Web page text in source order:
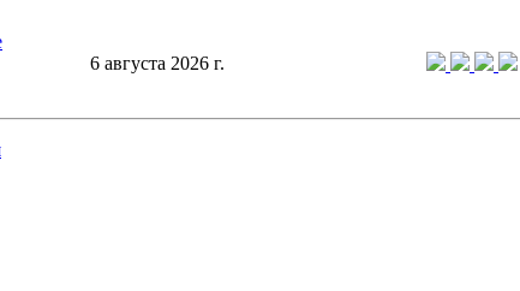
6 августа 2026 г.